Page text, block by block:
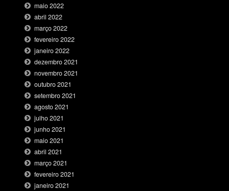
maio 2022
abril 2022
março 2022
fevereiro 2022
janeiro 2022
dezembro 2021
novembro 2021
outubro 2021
setembro 2021
agosto 2021
julho 2021
junho 2021
maio 2021
abril 2021
março 2021
fevereiro 2021
janeiro 2021